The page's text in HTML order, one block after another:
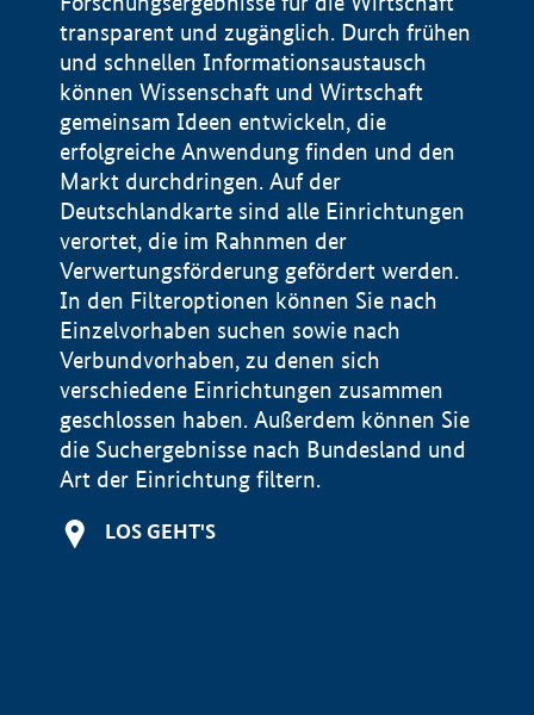
transparent und zugänglich. Durch frühen
und schnellen Informationsaustausch
können Wissenschaft und Wirtschaft
gemeinsam Ideen entwickeln, die
erfolgreiche Anwendung finden und den
Markt durchdringen. Auf der
Deutschlandkarte sind alle Einrichtungen
verortet, die im Rahnmen der
Verwertungsförderung gefördert werden.
In den Filteroptionen können Sie nach
Einzelvorhaben suchen sowie nach
Verbundvorhaben, zu denen sich
verschiedene Einrichtungen zusammen
geschlossen haben. Außerdem können Sie
die Suchergebnisse nach Bundesland und
Art der Einrichtung filtern.
LOS GEHT'S